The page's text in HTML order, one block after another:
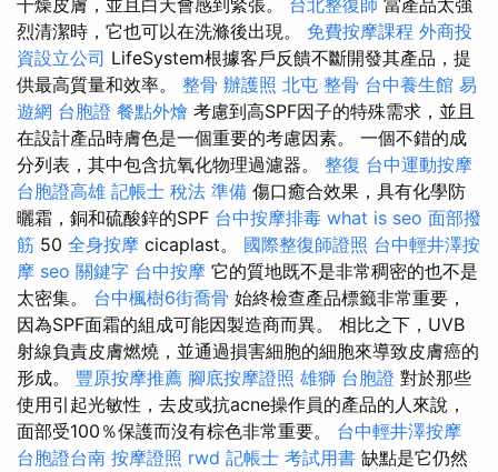
干燥皮膚，並且白天會感到緊張。 台北整復師 當產品太強
烈清潔時，它也可以在洗滌後出現。 免費按摩課程 外商投
資設立公司 LifeSystem根據客戶反饋不斷開發其產品，提
供最高質量和效率。 整骨 辦護照 北屯 整骨 台中養生館 易
遊網 台胞證 餐點外燴 考慮到高SPF因子的特殊需求，並且
在設計產品時膚色是一個重要的考慮因素。 一個不錯的成
分列表，其中包含抗氧化物理過濾器。 整復 台中運動按摩
台胞證高雄 記帳士 稅法 準備 傷口癒合效果，具有化學防
曬霜，銅和硫酸鋅的SPF 台中按摩排毒 what is seo 面部撥
筋 50 全身按摩 cicaplast。 國際整復師證照 台中輕井澤按
摩 seo 關鍵字 台中按摩 它的質地既不是非常稠密的也不是
太密集。 台中楓樹6街喬骨 始終檢查產品標籤非常重要，
因為SPF面霜的組成可能因製造商而異。 相比之下，UVB
射線負責皮膚燃燒，並通過損害細胞的細胞來導致皮膚癌的
形成。 豐原按摩推薦 腳底按摩證照 雄獅 台胞證 對於那些
使用引起光敏性，去皮或抗acne操作員的產品的人來說，
面部受100％保護而沒有棕色非常重要。 台中輕井澤按摩
台胞證台南 按摩證照 rwd 記帳士 考試用書 缺點是它仍然